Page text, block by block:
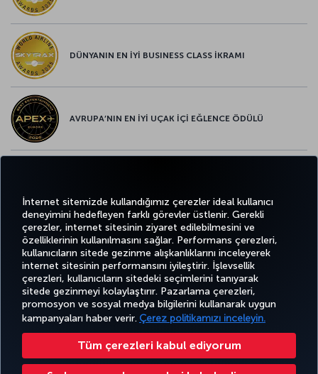
İnternet sitemizde kullandığımız çerezler ideal kullanıcı
deneyimini hedefleyen farklı görevler üstlenir. Gerekli
çerezler, internet sitesinin ziyaret edilebilmesini ve
özelliklerinin kullanılmasını sağlar. Performans çerezleri,
kullanıcıların sitede gezinme alışkanlıklarını inceleyerek
internet sitesinin performansını iyileştirir. İşlevsellik
çerezleri, kullanıcıların sitedeki seçimlerini tanıyarak
sitede gezinmeyi kolaylaştırır. Pazarlama çerezleri,
promosyon ve sosyal medya bilgilerini kullanarak uygun
kampanyaları haber verir. Çerez politikamızı inceleyin.
Tüm çerezleri kabul ediyorum
DÜNYANIN EN İYİ BUSINESS CLASS İKRAMI
AVRUPA’NIN EN İYİ UÇAK İÇİ EĞLENCE ÖDÜLÜ
TwitterFacebook
Instagram
YoutubeLinkedIn
TiktokBlogPinterest
BİLET
AL VE
YÖNET
DENEYİM
FIRSATLAR
VE UÇUŞ
NOKTALARI
YARDIM MILES&SMILES
Bilgi Toplumu Hizmetleri Erişilebilirlik Gizlilik ve Çerez Politikası Yasal Uyarı Yolcu Hakları